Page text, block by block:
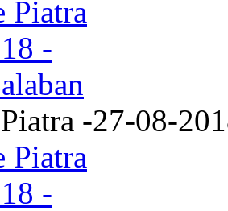
-27-08-